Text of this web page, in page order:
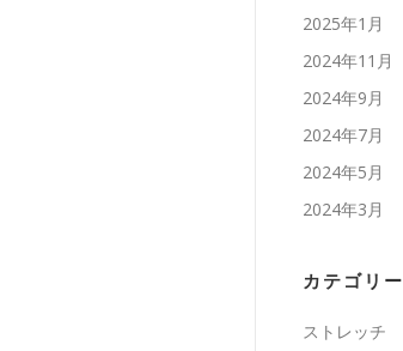
2025年1月
2024年11月
2024年9月
2024年7月
2024年5月
2024年3月
カテゴリー
ストレッチ